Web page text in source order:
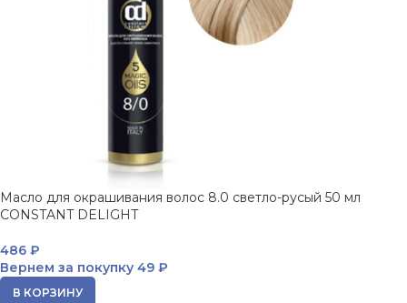
Масло для окрашивания волос 8.0 светло-русый 50 мл
CONSTANT DELIGHT
486 ₽
Вернем за покупку 49 ₽
В КОРЗИНУ